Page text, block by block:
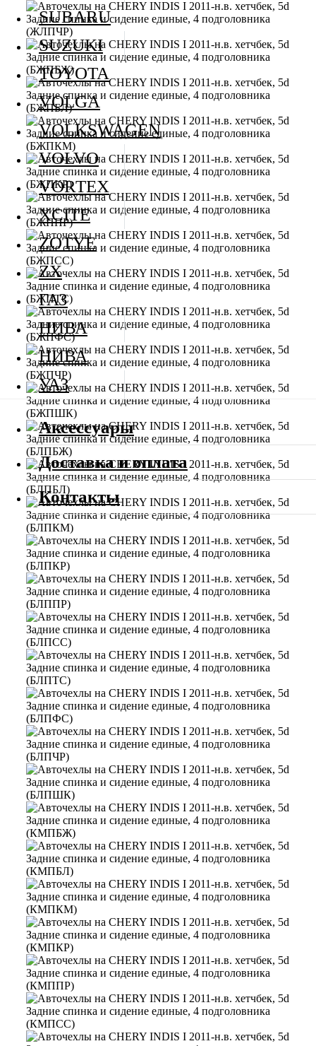
SUBARU
SUZUKI
TOYOTA
VOLGA
VOLKSWAGEN
VOLVO
VORTEX
XCITE
ZOTYE
ZX
ГАЗ
НИВА
НИВА
УАЗ
Аксессуары
Доставка и оплата
Контакты